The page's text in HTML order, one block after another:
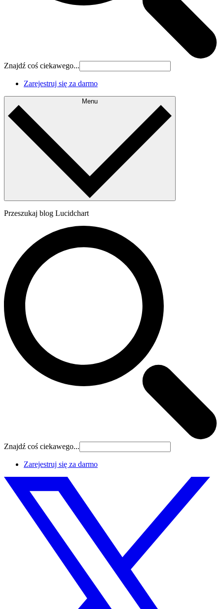
Znajdź coś ciekawego...
Zarejestruj się za darmo
Menu
Przeszukaj blog Lucidchart
Znajdź coś ciekawego...
Zarejestruj się za darmo